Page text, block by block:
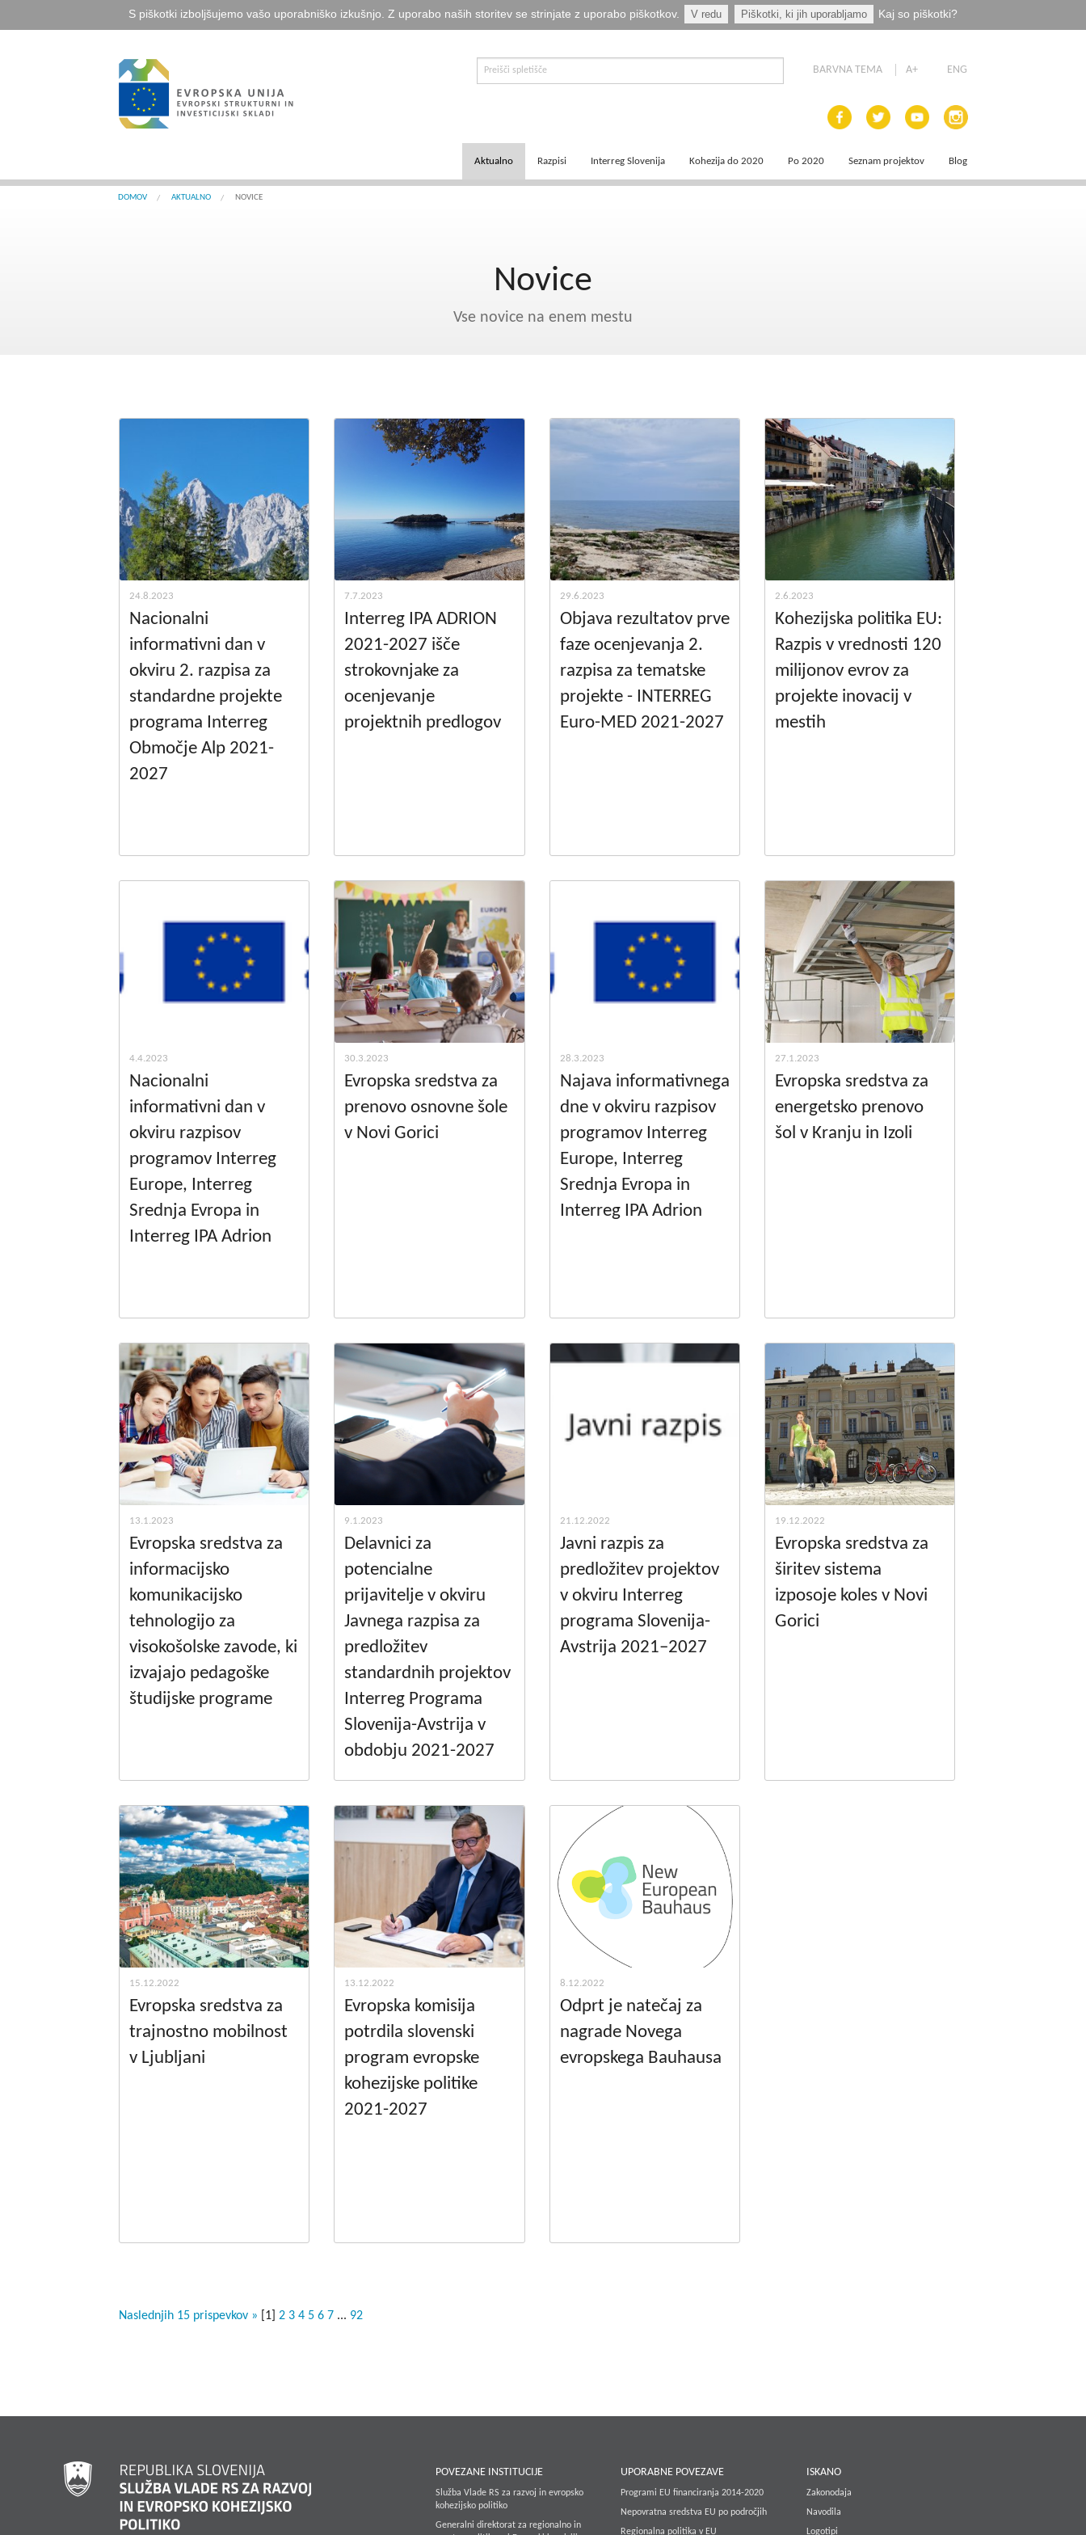
S piškotki izboljšujemo vašo uporabniško izkušnjo. Z uporabo naših storitev se strinjate z uporabo piškotkov. V redu Piškotki, ki jih uporabljamo Kaj so piškotki?
BARVNA TEMA A+ ENG
Aktualno
Logotipi
EU projekt, moj projekt
Fotogalerija in videi
Road Trip po Sloveniji
Ekošola
Razpisi
Napovedani razpisi
Interreg Slovenija Kohezija do 2020
Kohezija do 2013
Po 2020 Seznam projektov Blog
DOMOV AKTUALNO NOVICE
Novice
Vse novice na enem mestu
24.8.2023
Nacionalni
informativni dan v
okviru 2. razpisa za
standardne projekte
programa Interreg
Območje Alp 2021-
2027
7.7.2023
Interreg IPA ADRION
2021-2027 išče
strokovnjake za
ocenjevanje
projektnih predlogov
29.6.2023
Objava rezultatov prve
faze ocenjevanja 2.
razpisa za tematske
projekte - INTERREG
Euro-MED 2021-2027
2.6.2023
Kohezijska politika EU:
Razpis v vrednosti 120
milijonov evrov za
projekte inovacij v
mestih
4.4.2023
Nacionalni
informativni dan v
okviru razpisov
programov Interreg
Europe, Interreg
Srednja Evropa in
Interreg IPA Adrion
30.3.2023
Evropska sredstva za
prenovo osnovne šole
v Novi Gorici
28.3.2023
Najava informativnega
dne v okviru razpisov
programov Interreg
Europe, Interreg
Srednja Evropa in
Interreg IPA Adrion
27.1.2023
Evropska sredstva za
energetsko prenovo
šol v Kranju in Izoli
13.1.2023
Evropska sredstva za
informacijsko
komunikacijsko
tehnologijo za
visokošolske zavode, ki
izvajajo pedagoške
študijske programe
9.1.2023
Delavnici za
potencialne
prijavitelje v okviru
Javnega razpisa za
predložitev
standardnih projektov
Interreg Programa
Slovenija-Avstrija v
obdobju 2021-2027
21.12.2022
Javni razpis za
predložitev projektov
v okviru Interreg
programa Slovenija-
Avstrija 2021–2027
19.12.2022
Evropska sredstva za
širitev sistema
izposoje koles v Novi
Gorici
15.12.2022
Evropska sredstva za
trajnostno mobilnost
v Ljubljani
13.12.2022
Evropska komisija
potrdila slovenski
program evropske
kohezijske politike
2021-2027
8.12.2022
Odprt je natečaj za
nagrade Novega
evropskega Bauhausa
Naslednjih 15 prispevkov » 1 2 3 4 5 6 7 ... 92
POVEZANE INSTITUCIJE
Služba Vlade RS za razvoj in evropsko
kohezijsko politiko
Generalni direktorat za regionalno in
UPORABNE POVEZAVE
Programi EU financiranja 2014-2020
Nepovratna sredstva EU po področjih
Regionalna politika v EU
ISKANO
Zakonodaja
Navodila
Logotipi